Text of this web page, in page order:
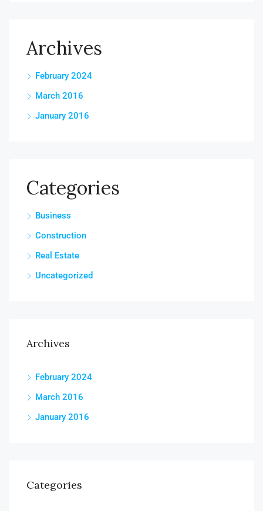
Archives
February 2024
March 2016
January 2016
Categories
Business
Construction
Real Estate
Uncategorized
Archives
February 2024
March 2016
January 2016
Categories